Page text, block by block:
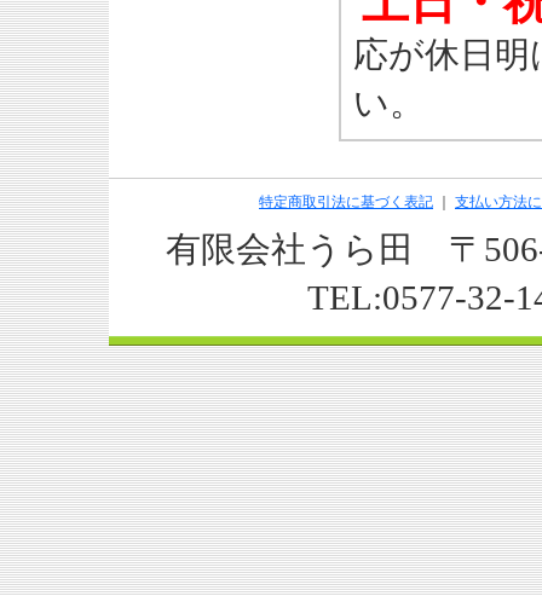
応が休日
い。
特定商取引法に基づく表記 支払い方法
有限会社うら田 〒
TEL:0577-32-